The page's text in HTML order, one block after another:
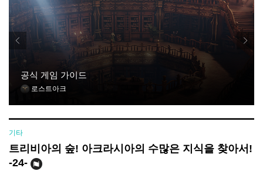
판
공식 게임 가이드
로스트아크
기타
트리비아의 숲! 아크라시아의 수많은 지식을 찾아서!
-24-